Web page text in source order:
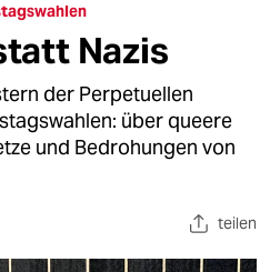
Nazis
der Perpetuellen
über queere
und Bedrohungen von
teilen